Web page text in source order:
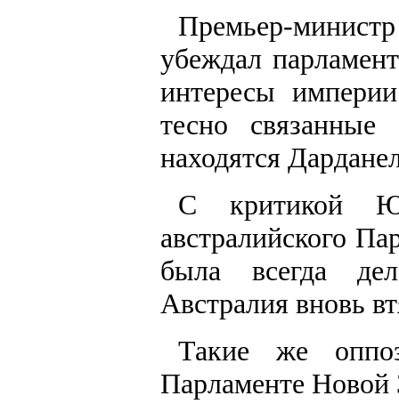
Премьер-
убеждал
интересы
тесно
находятся
С критикой
австралийского
была всегда
Австралия вновь
Такие же
Парламенте Новой